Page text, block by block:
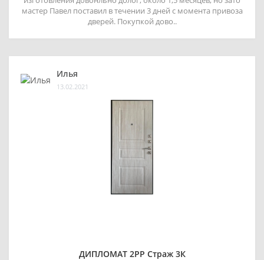
мастер Павел поставил в течении 3 дней с момента привоза
дверей. Покупкой дово..
Илья
13.02.2021
ДИПЛОМАТ 2РР Страж 3К